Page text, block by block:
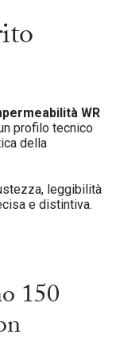
WR
profilo tecnico
della
leggibilità
e distintiva.
150